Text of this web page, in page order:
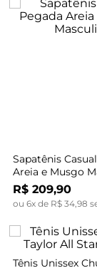
Sapatênis
Areia e Musgo
R$ 209,90
ou 6x de R$ 34, 98
Tênis Unissex